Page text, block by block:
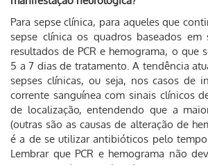
Para sepse clínica, para aqueles que
sepse clínica os quadros baseados em
resultados de PCR e hemograma, o que
5 a 7 dias de tratamento. A tendência
sepses clínicas, ou seja, nos casos de
corrente sanguínea com sinais clínicos
de localização, entendendo que a
(outras são as causas de alteração de
é a de se utilizar antibióticos pelo
Lembrar que PCR e hemograma não